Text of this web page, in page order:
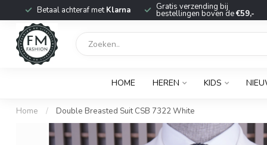
Betaal achteraf metKlarna Gratis verzending bij
bestellingen boven de€59,-
HOME HEREN KIDS
Home / Double Breasted Suit CSB 7322 White